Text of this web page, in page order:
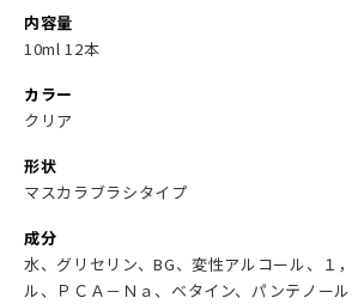
内容量
10ml 12本
カラー
クリア
形状
マスカラブラシタイプ
成分
水、グリセリン、BG、変性アルコール、１
ル、ＰＣＡ－Ｎａ、ベタイン、パンテノー